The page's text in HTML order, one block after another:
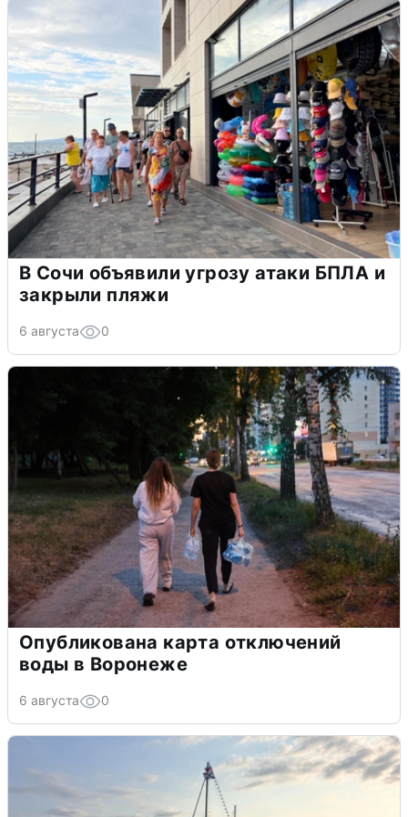
В Сочи объявили угрозу атаки БПЛА и
закрыли пляжи
6 августа 0
Опубликована карта отключений
воды в Воронеже
6 августа 0